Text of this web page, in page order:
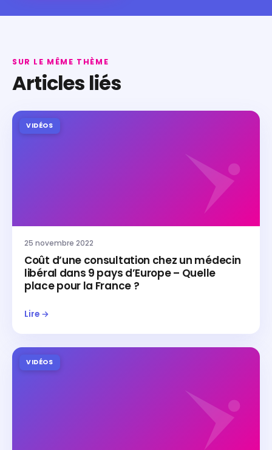
SUR LE MÊME THÈME
Articles liés
VIDÉOS
25 novembre 2022
Coût d’une consultation chez un médecin
libéral dans 9 pays d’Europe – Quelle
place pour la France ?
Lire →
VIDÉOS